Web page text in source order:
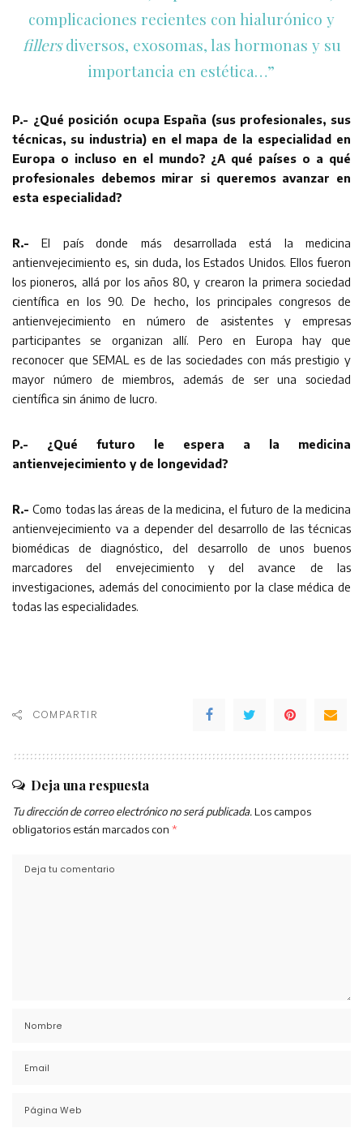
complicaciones recientes con hialurónico y
fillersdiversos, exosomas, las hormonas y su
importancia en estética…”
P.- ¿Qué posición ocupa España (sus profesionales, sus
técnicas, su industria) en el mapa de la especialidad en
Europa o incluso en el mundo? ¿A qué países o a qué
profesionales debemos mirar si queremos avanzar en
esta especialidad?
R.-El país donde más desarrollada está la medicina
antienvejecimiento es, sin duda, los Estados Unidos. Ellos fueron
los pioneros, allá por los años 80, y crearon la primera sociedad
científica en los 90. De hecho, los principales congresos de
antienvejecimiento en número de asistentes y empresas
participantes se organizan allí. Pero en Europa hay que
reconocer que SEMAL es de las sociedades con más prestigio y
mayor número de miembros, además de ser una sociedad
científica sin ánimo de lucro.
P.- ¿Qué futuro le espera a la medicina
antienvejecimiento y de longevidad?
R.- Como todas las áreas de la medicina, el futuro de la medicina
antienvejecimiento va a depender del desarrollo de las técnicas
biomédicas de diagnóstico, del desarrollo de unos buenos
marcadores del envejecimiento y del avance de las
investigaciones, además del conocimiento por la clase médica de
todas las especialidades.
COMPARTIR
Deja una respuesta
Tu dirección de correo electrónico no será publicada.Los campos
obligatorios están marcados con *